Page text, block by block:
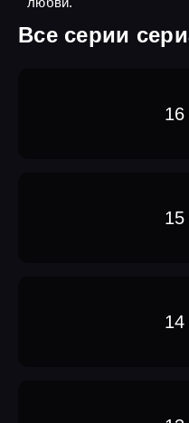
Все серии
16
15
14